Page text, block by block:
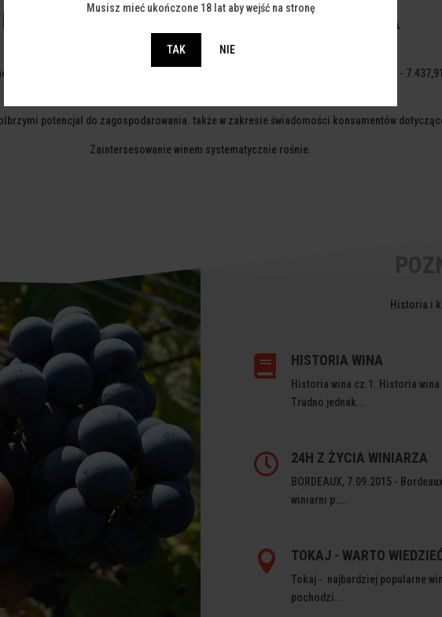
Musisz mieć ukończone 18 lat aby wejść na stronę
TAK NIE
NOE FESTIWAL PROMUJE KULTURĘ WINA
Śląskiej. Zamieszkuje tutaj 4,36mln osób, przeciętne miesięczne wynagrodzenie -
potencjał do zagospodarowania. także w zakresie świadomości konsumentów
Zaintersesowanie winem systematycznie rośnie.
Historia i
 HISTORIA WINA
Historia wina cz.1. Historia
Trudno jednak...
 24H Z ŻYCIA WINIARZA
BORDEAUX, 7.09.2015 -
winiarni p....
 TOKAJ - WARTO
Tokaj - najbardziej popularne
pochodzi...